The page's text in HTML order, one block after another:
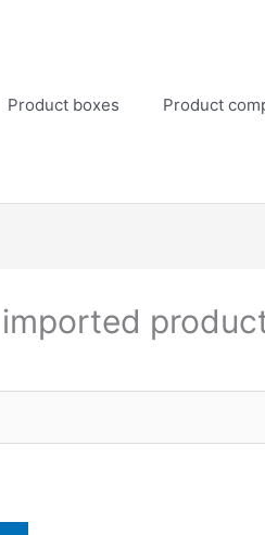
Product boxes Product